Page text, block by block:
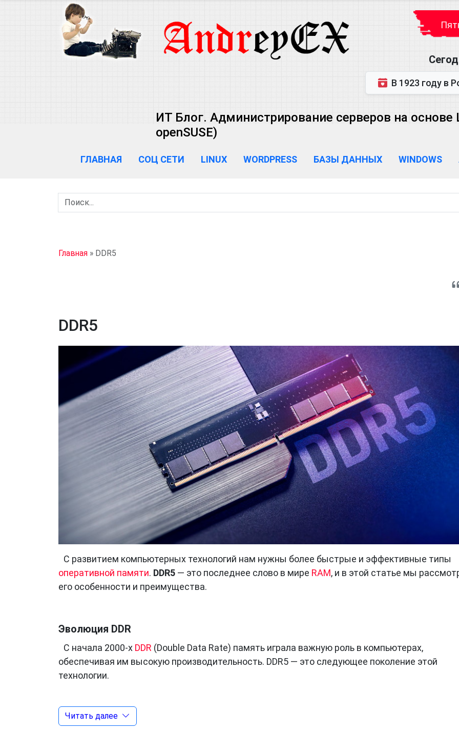
В 1923 году в Ростове-на-Дону
ИТ Блог. Администрирование серверов на основе
openSUSE)
ГЛАВНАЯ СОЦ СЕТИ LINUX WORDPRESS БАЗЫ ДАННЫХ WINDOWS
Главная » DDR5
DDR5
С развитием компьютерных технологий нам нужны более быстрые и эффективные типы
оперативной памяти. DDR5 — это последнее слово в мире RAM, и в этой статье мы
его особенности и преимущества.
Эволюция DDR
С начала 2000-х DDR (Double Data Rate) память играла важную роль в компьютерах,
обеспечивая им высокую производительность. DDR5 — это следующее поколение этой
технологии.
Особенности DDR5
Читать далее